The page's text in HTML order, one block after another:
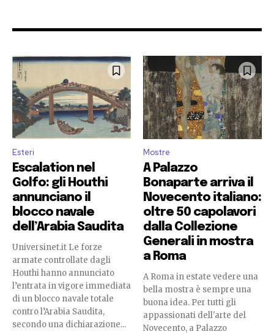
Esteri
Escalation nel
Golfo: gli Houthi
annunciano il
blocco navale
dell’Arabia Saudita
Universinet.it Le forze
armate controllate dagli
Houthi hanno annunciato
l’entrata in vigore immediata
di un blocco navale totale
contro l’Arabia Saudita,
secondo una dichiarazione...
Mostre
A Palazzo
Bonaparte arriva il
Novecento italiano:
oltre 50 capolavori
dalla Collezione
Generali in mostra
a Roma
A Roma in estate vedere una
bella mostra è sempre una
buona idea. Per tutti gli
appassionati dell'arte del
Novecento, a Palazzo